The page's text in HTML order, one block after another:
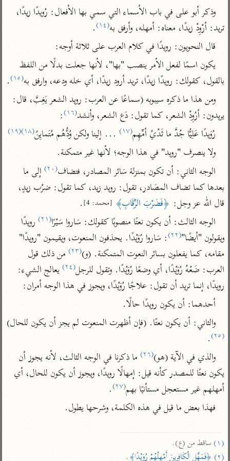
جمع الأقوال
تفسير ابن الجوزي
تفسير الماوردي
منتقاة
تفسير ابن القيم
تفسير ابن تيمية
عامّة
تفسير السمعاني
تفسير مكّي
محاسن التأويل
للقاسمي
تفسير الثعالبي
تفسير السمرقندي
تفسير الثعلبي
تفسير الرازي
أخرى
أضواء البيان
نظم الدرر للبقاعي
لغة وبلاغة
التحرير والتنوير
المحرر الوجيز لابن
عطية
البحر المحيط لأبي
حيان
البسيط للواحدي
تفسير أبي السعود
الكشاف للزمخشري
تفسير ابن عثيمين
مركَّزة العبارة
تفسير الجلالين
جامع البيان للإيجي
تفسير البيضاوي
تفسير النسفي
الوجيز للواحدي
تفسير ابن أبي زمنين
آثار
المأثور
الدر المنثور
تفسير ابن أبي حاتم
تفسير مقاتل
تفسير قتادة
اشترك لتصلك أخبار مشاريعنا
اشترك
راسلنا •تليجرام •تويتر
تريد: أرْوِدْ زيدًا، معناه: أمهله، وأرفق به(١٤)
.
قال النحويون: رويدًا في كلام العرب على ثلاثة أوجه:
بالقول، كقولك: رويدًا زيدًا، تريد أرود زيدًا، أي خله ودعه، وارفق به(١٥)
.
يريدون: أرُوِدْ الشعر، كما تقول: دَع الشعر، وأنشد(١٦)
:
رُوَيدًا عَلِيُّا جُدَّ ما ثَدْيُ أمِّهِم(١٧) ... إلينا ولكن وُدُّهُم مُتَمايِنُ(١٨) (١٩)
ولا ينصرف "رويد" في هذا الوجه؛ لأنها غير متمكنة.
الوجه الثاني: أن تكون بمنزلة سَائر المصادر، فتضاف(٢٠)
قال الله عز وجل: ﴿فَضَرْبَ الرِّقَابِ﴾ [محمد: 4]
.
الوجه الثالث: أن يكون نعتًا منصوبًا كقولك: سَاروا سَيْرًا(٢١)
ويقولون "أيضًا"(٢٢)
مقامه، كما يفعلون بسائر النعوت المتمكنة. (و)(٢٣)
العرب: ضَعْهُ رُوَيْدًا، أي وضعًا رُوَيْدًا. وتقول للرجل(٢٤)
رويدًا، إنما تريد أن تقول: علاجًا رُوَيْدًا، ويجوز في هذا الوجه أمران:
أحدهما: أن يكون رويدًا حالًا.
والثاني: أن يكون نعتًا. (فإن أظهرت المنعوت لم يجز أن يكون للحال)
(٢٥)
.
والذي في الآية (هو)(٢٦)
أمهلهم غير مستعجل مستأنيًا بهم(٢٧)
.
فهذا بعض ما قيل في هذه الكلمة، وشرحها يطول.
(١)
ساقط من (ع).
(٢)
﴿فَمَهِّلِ الْكَافِرِينَ أَمْهِلْهُمْ رُوَيْدًا﴾.